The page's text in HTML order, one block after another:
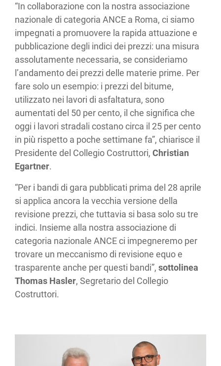
“In collaborazione con la nostra associazione
nazionale di categoria ANCE a Roma, ci siamo
impegnati a promuovere la rapida attuazione e
pubblicazione degli indici dei prezzi: una misura
assolutamente necessaria, se consideriamo
l’andamento dei prezzi delle materie prime. Per
fare solo un esempio: i prezzi del bitume,
utilizzato nei lavori di asfaltatura, sono
aumentati del 50 per cento, il che significa che
oggi i lavori stradali costano circa il 25 per cento
in più rispetto a poche settimane fa”, chiarisce il
Presidente del Collegio Costruttori, Christian
Egartner.
“Per i bandi di gara pubblicati prima del 28 aprile
si applica ancora la vecchia versione della
revisione prezzi, che tuttavia si basa solo su tre
indici. Insieme alla nostra associazione di
categoria nazionale ANCE ci impegneremo per
trovare un meccanismo di revisione equo e
trasparente anche per questi bandi”, sottolinea
Thomas Hasler, Segretario del Collegio
Costruttori.